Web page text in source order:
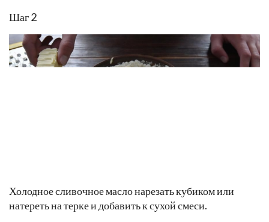
Шаг 2
Холодное сливочное масло нарезать кубиком или
натереть на терке и добавить к сухой смеси.